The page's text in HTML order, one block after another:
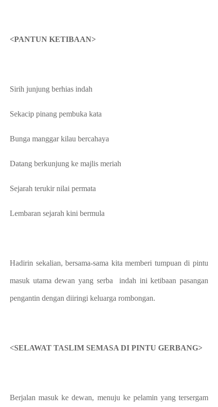
<PANTUN KETIBAAN>
Sirih junjung berhias indah
Sekacip pinang pembuka kata
Bunga manggar kilau bercahaya
Datang berkunjung ke majlis meriah
Sejarah terukir nilai permata
Lembaran sejarah kini bermula
Hadirin sekalian, bersama-sama kita memberi tumpuan di pintu
masuk utama dewan yang serba indah ini ketibaan pasangan
pengantin dengan diiringi keluarga rombongan.
<SELAWAT TASLIM SEMASA DI PINTU GERBANG>
Berjalan masuk ke dewan, menuju ke pelamin yang tersergam